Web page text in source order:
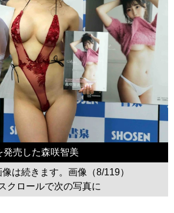
売した森咲智美
は続きます。画像（8/119）
クロールで次の写真に